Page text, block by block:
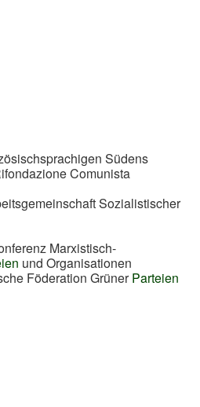
Südens
Comunista
Sozialistischer
Marxistisch-
und Organisationen
Föderation GrünerParteien